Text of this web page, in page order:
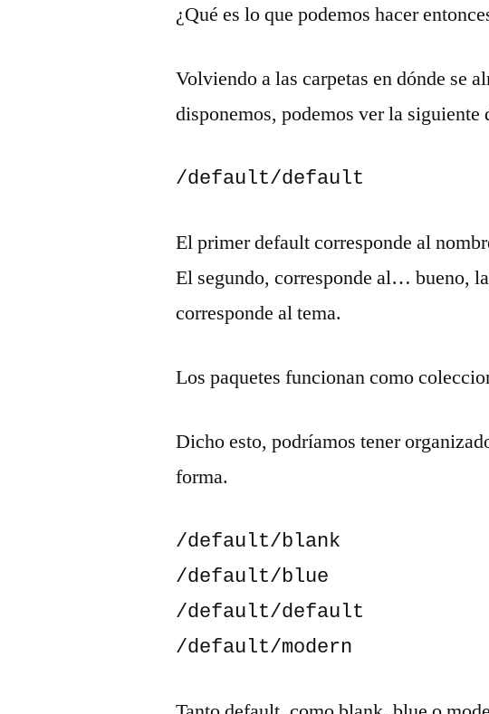
¿Qué es lo que podemos hacer
Volviendo a las carpetas en dónde se
disponemos, podemos ver la
/default/default
El primer default corresponde al
El segundo, corresponde al… bueno,
corresponde al tema.
Los paquetes funcionan como
Dicho esto, podríamos tener
forma.
/default/blank
/default/blue
/default/default
/default/modern